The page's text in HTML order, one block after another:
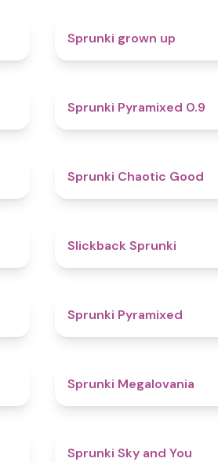
Sprunki grown up
Sprunki Pyramixed 0.9
Sprunki Chaotic Good
Slickback Sprunki
Sprunki Pyramixed
Sprunki Megalovania
Sprunki Sky and You